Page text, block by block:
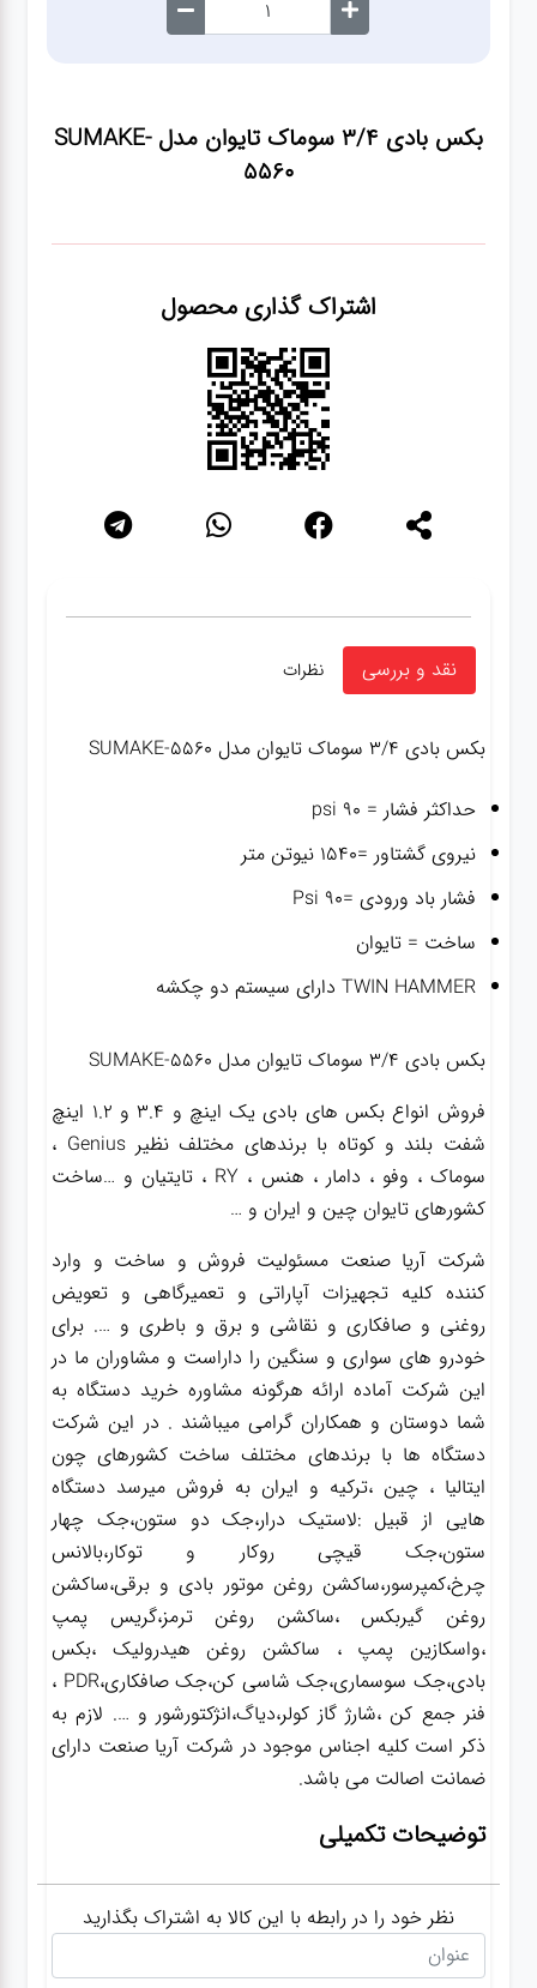
معاینه
بکس بادی ۳/۴ سوماک تایوان مدل SUMAKE-
5560
اشتراک گذاری محصول
نقد و بررسی نظرات
بکس بادی ۳/۴ سوماک تایوان مدل SUMAKE-5560
حداکثر فشار = ۹۰ psi
نیروی گشتاور =۱۵۴۰ نیوتن متر
فشار باد ورودی =۹۰ Psi
ساخت = تایوان
TWIN HAMMER دارای سیستم دو چکشه
بکس بادی ۳/۴ سوماک تایوان مدل SUMAKE-5560
فروش انواع بکس های بادی یک اینچ و 3.4 و 1.2 اینچ
شفت بلند و کوتاه با برندهای مختلف نظیر Genius ،
سوماک ، وفو ، دامار ، هنس ، RY ، تایتیان و …ساخت
کشورهای تایوان چین و ایران و …
شرکت آریا صنعت مسئولیت فروش و ساخت و وارد
کننده کلیه تجهیزات آپاراتی و تعمیرگاهی و تعویض
روغنی و صافکاری و نقاشی و برق و باطری و …. برای
خودرو های سواری و سنگین را داراست و مشاوران ما در
این شرکت آماده ارائه هرگونه مشاوره خرید دستگاه به
شما دوستان و همکاران گرامی میباشند . در این شرکت
دستگاه ها با برندهای مختلف ساخت کشورهای چون
ایتالیا ، چین ،ترکیه و ایران به فروش میرسد دستگاه
هایی از قبیل :لاستیک درار،جک دو ستون،جک چهار
ستون،جک قیچی روکار و توکار،بالانس
چرخ،کمپرسور،ساکشن روغن موتور بادی و برقی،ساکشن
روغن گیربکس ،ساکشن روغن ترمز،گریس پمپ
،واسکازین پمپ ، ساکشن روغن هیدرولیک ،بکس
بادی،جک سوسماری،جک شاسی کن،جک صافکاری،PDR ،
فنر جمع کن ،شارژ گاز کولر،دیاگ،انژکتورشور و …. لازم به
ذکر است کلیه اجناس موجود در شرکت آریا صنعت دارای
ضمانت اصالت می باشد.
توضیحات تکمیلی
نظر خود را در رابطه با این کالا به اشتراک بگذارید